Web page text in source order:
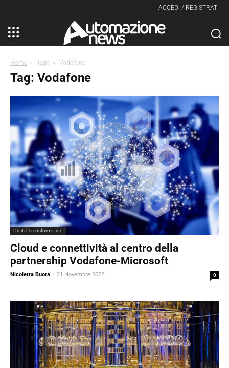
ACCEDI / REGISTRATI
Home Tags Vodafone
Tag: Vodafone
Digital Transformation
Cloud e connettività al centro della
partnership Vodafone-Microsoft
Nicoletta Buora - 21 Novembre 2022 0